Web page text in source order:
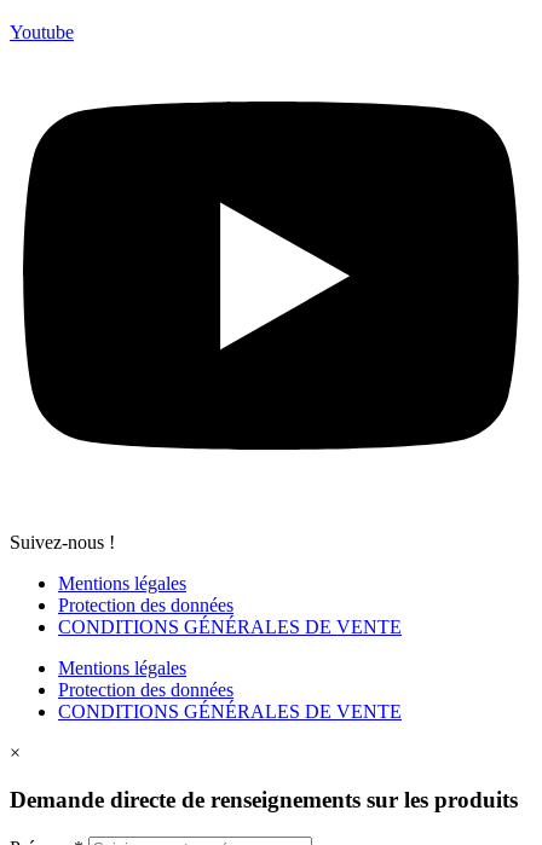
Youtube
Suivez-nous !
Mentions légales
Protection des données
CONDITIONS GÉNÉRALES DE VENTE
Mentions légales
Protection des données
CONDITIONS GÉNÉRALES DE VENTE
×
Demande directe de renseignements sur les produits